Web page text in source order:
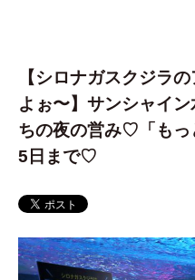
【シロナガスクジラ
よぉ〜】サンシャイ
ちの夜の営み♡「もっ
5日まで♡